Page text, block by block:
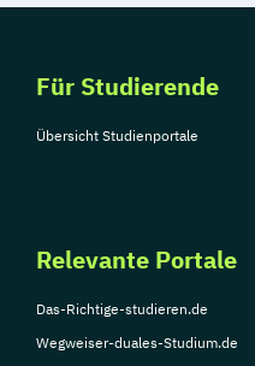
Für Studierende
Übersicht Studienportale
Relevante Portale
Das-Richtige-studieren.de
Wegweiser-duales-Studium.de